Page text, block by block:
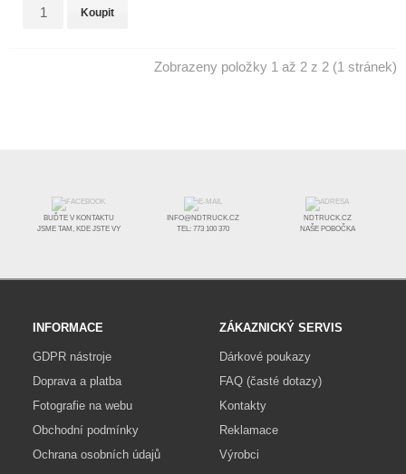
Koupit
Zobrazeny položky 1 až 2 z 2 (1 stránek)
BUĎTE V KONTAKTU
JSME TAM, KDE JSTE VY
INFO@NDTRUCK.CZ
TEL: 773 100 370
NDTRUCK.CZ
NAŠE POBOČKA
INFORMACE
GDPR nástroje
Doprava a platba
Fotografie na webu
Obchodní podmínky
Ochrana osobních údajů
ZÁKAZNICKÝ SERVIS
Dárkové poukazy
FAQ (časté dotazy)
Kontakty
Reklamace
Výrobci